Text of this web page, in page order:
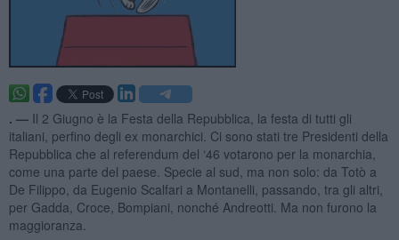
. — Il 2 Giugno è la Festa della Repubblica, la festa di tutti gli
italiani, perfino degli ex monarchici. Ci sono stati tre Presidenti della
Repubblica che al referendum del ‘46 votarono per la monarchia,
come una parte del paese. Specie al sud, ma non solo: da Totò a
De Filippo, da Eugenio Scalfari a Montanelli, passando, tra gli altri,
per Gadda, Croce, Bompiani, nonché Andreotti. Ma non furono la
maggioranza.